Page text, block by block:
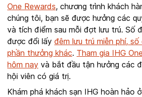
One Rewards, chương trình khách
chúng tôi, bạn sẽ được hưởng các
và tích điểm sau mỗi đợt lưu trú. Số
được đổi lấy đêm lưu trú miễn phí,
phần thưởng khác. Tham gia IHG
hôm nay và bắt đầu tận hưởng các
hội viên có giá trị.
Khám phá khách sạn IHG hoàn hảo